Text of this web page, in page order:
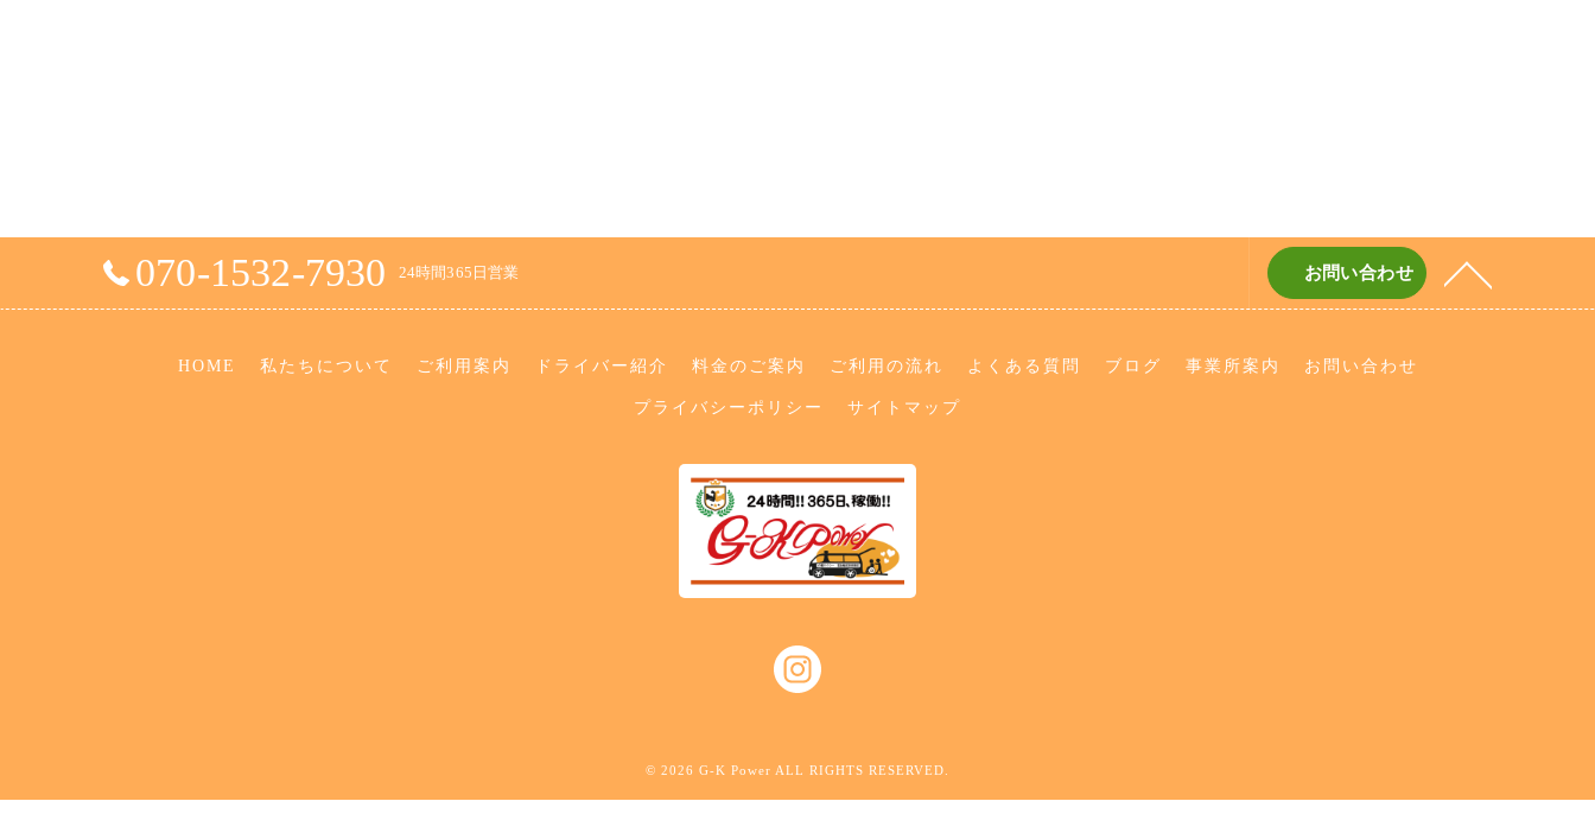
070-1532-7930 24時間365日営業 お問い合わせ
HOME 私たちについて ご利用案内 ドライバー紹介 料金のご案内 ご利用の流れ よくある質問 ブログ 事業所案内 お問い合わせ
プライバシーポリシー サイトマップ
© 2026 G-K Power ALL RIGHTS RESERVED.